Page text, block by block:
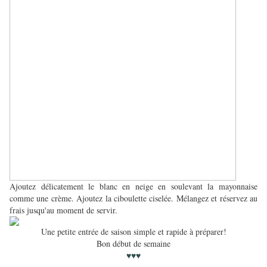
Ajoutez délicatement le blanc en neige en soulevant la mayonnaise
comme une crème. Ajoutez la ciboulette ciselée. Mélangez et réservez au
frais jusqu'au moment de servir.
Une petite entrée de saison simple et rapide à préparer!
Bon début de semaine
♥♥♥